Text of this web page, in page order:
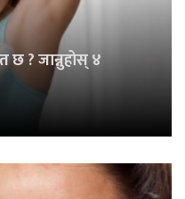
छ ? जान्नुहोस् ४